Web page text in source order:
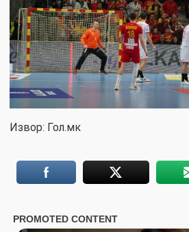
Извор: Гол.мк